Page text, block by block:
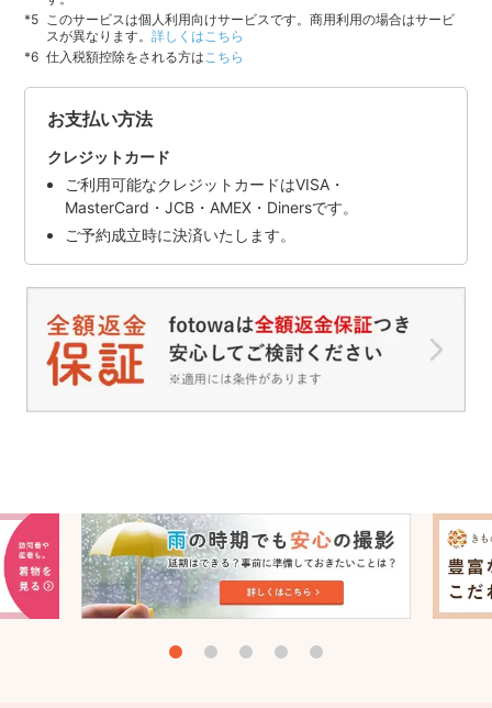
このサービスは個人利用向けサービスです。商用利用の場合はサービ
スが異なります。詳しくはこちら
仕入税額控除をされる方は こちら
お支払い方法
クレジットカード
ご利用可能なクレジットカードはVISA・
MasterCard・JCB・AMEX・Dinersです。
ご予約成立時に決済いたします。